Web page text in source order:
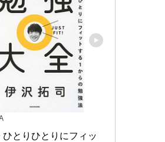
ひとりひとりにフィッ